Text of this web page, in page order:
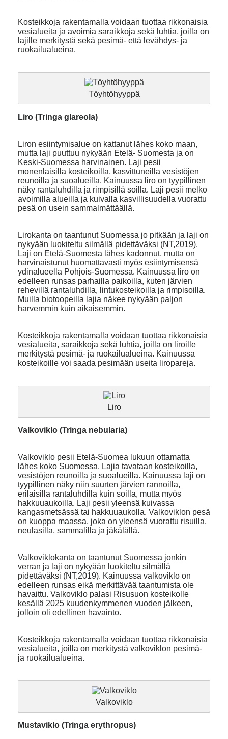
Kosteikkoja rakentamalla voidaan tuottaa rikkonaisia
vesialueita ja avoimia saraikkoja sekä luhtia, joilla on
lajille merkitystä sekä pesimä- että levähdys- ja
ruokailualueina.
Töyhtöhyyppä
Liro (Tringa glareola)
Liron esiintymisalue on kattanut lähes koko maan,
mutta laji puuttuu nykyään Etelä- Suomesta ja on
Keski-Suomessa harvinainen. Laji pesii
monenlaisilla kosteikoilla, kasvittuneilla vesistöjen
reunoilla ja suoalueilla. Kainuussa liro on tyypillinen
näky rantaluhdilla ja rimpisillä soilla. Laji pesii melko
avoimilla alueilla ja kuivalla kasvillisuudella vuorattu
pesä on usein sammalmättäällä.
Lirokanta on taantunut Suomessa jo pitkään ja laji on
nykyään luokiteltu silmällä pidettäväksi (NT,2019).
Laji on Etelä-Suomesta lähes kadonnut, mutta on
harvinaistunut huomattavasti myös esiintymisensä
ydinalueella Pohjois-Suomessa. Kainuussa liro on
edelleen runsas parhailla paikoilla, kuten järvien
rehevillä rantaluhdilla, lintukosteikoilla ja rimpisoilla.
Muilla biotoopeilla lajia näkee nykyään paljon
harvemmin kuin aikaisemmin.
Kosteikkoja rakentamalla voidaan tuottaa rikkonaisia
vesialueita, saraikkoja sekä luhtia, joilla on liroille
merkitystä pesimä- ja ruokailualueina. Kainuussa
kosteikoille voi saada pesimään useita liropareja.
Liro
Valkoviklo (Tringa nebularia)
Valkoviklo pesii Etelä-Suomea lukuun ottamatta
lähes koko Suomessa. Lajia tavataan kosteikoilla,
vesistöjen reunoilla ja suoalueilla. Kainuussa laji on
tyypillinen näky niin suurten järvien rannoilla,
erilaisilla rantaluhdilla kuin soilla, mutta myös
hakkuuaukoilla. Laji pesii yleensä kuivassa
kangasmetsässä tai hakkuuaukolla. Valkoviklon pesä
on kuoppa maassa, joka on yleensä vuorattu risuilla,
neulasilla, sammalilla ja jäkälällä.
Valkoviklokanta on taantunut Suomessa jonkin
verran ja laji on nykyään luokiteltu silmällä
pidettäväksi (NT,2019). Kainuussa valkoviklo on
edelleen runsas eikä merkittävää taantumista ole
havaittu. Valkoviklo palasi Risusuon kosteikolle
kesällä 2025 kuudenkymmenen vuoden jälkeen,
jolloin oli edellinen havainto.
Kosteikkoja rakentamalla voidaan tuottaa rikkonaisia
vesialueita, joilla on merkitystä valkoviklon pesimä-
ja ruokailualueina.
Valkoviklo
Mustaviklo (Tringa erythropus)